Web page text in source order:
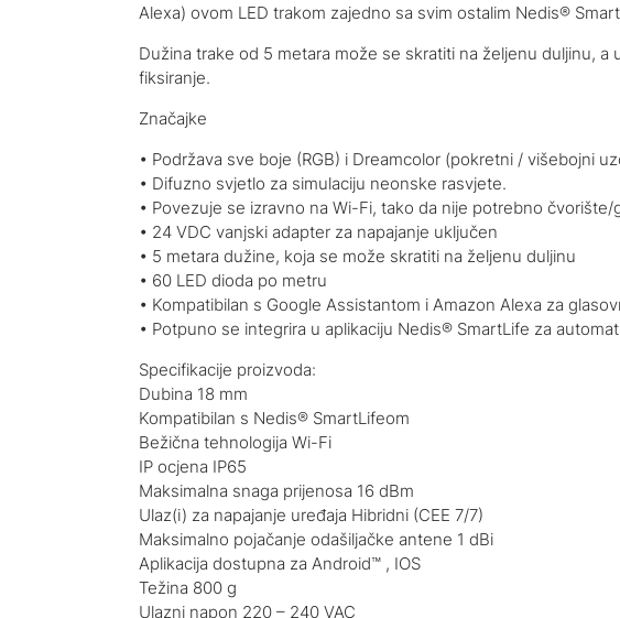
Alexa) ovom LED trakom zajedno sa svim ostalim Nedis®
Dužina trake od 5 metara može se skratiti na željenu duljinu, a
fiksiranje.
Značajke
• Podržava sve boje (RGB) i Dreamcolor (pokretni / višebojni
• Difuzno svjetlo za simulaciju neonske rasvjete.
• Povezuje se izravno na Wi-Fi, tako da nije potrebno čvorište/
• 24 VDC vanjski adapter za napajanje uključen
• 5 metara dužine, koja se može skratiti na željenu duljinu
• 60 LED dioda po metru
• Kompatibilan s Google Assistantom i Amazon Alexa za
• Potpuno se integrira u aplikaciju Nedis® SmartLife za
Specifikacije proizvoda:
Dubina 18 mm
Kompatibilan s Nedis® SmartLifeom
Bežična tehnologija Wi-Fi
IP ocjena IP65
Maksimalna snaga prijenosa 16 dBm
Ulaz(i) za napajanje uređaja Hibridni (CEE 7/7)
Maksimalno pojačanje odašiljačke antene 1 dBi
Aplikacija dostupna za Android™ , IOS
Težina 800 g
Ulazni napon 220 – 240 VAC